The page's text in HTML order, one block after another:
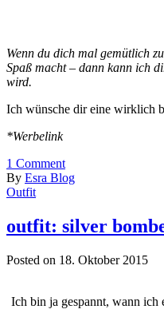
Wenn du dich mal gemütlich
Spaß macht – dann kann ich
wird.
Ich wünsche dir eine wirklich
*Werbelink
1 Comment
By Esra Blog
Outfit
outfit: silver
Posted on 18. Oktober 2015
Ich bin ja gespannt, wann ich